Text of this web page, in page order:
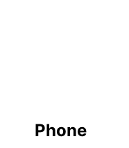
Phone